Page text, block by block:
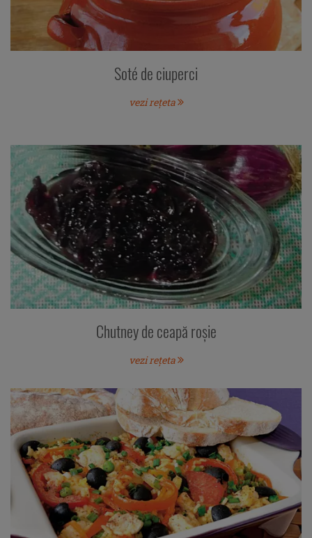
Soté de ciuperci
vezi rețeta
Chutney de ceapă roşie
vezi rețeta